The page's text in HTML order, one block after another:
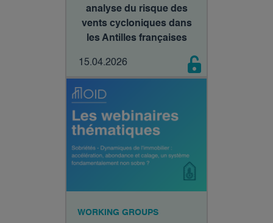
analyse du risque des
vents cycloniques dans
les Antilles françaises
15.04.2026
WORKING GROUPS